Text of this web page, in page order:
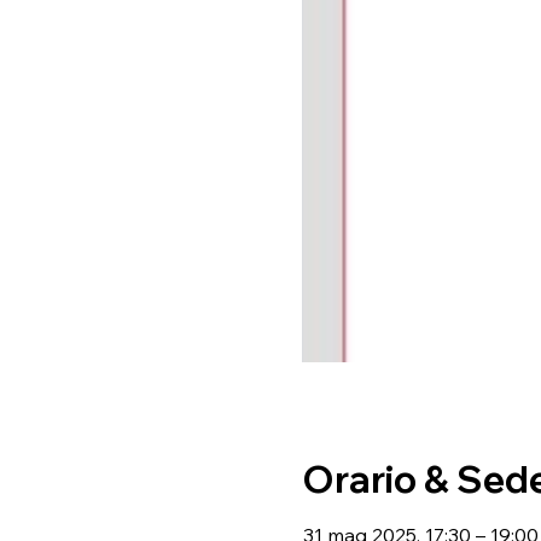
Orario &
31 mag 2025, 17:30 – 19:00